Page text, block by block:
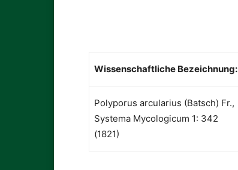
Wissenschaftliche Bezeichnung:
Polyporus arcularius (Batsch) Fr.,
Systema Mycologicum 1: 342
(1821)